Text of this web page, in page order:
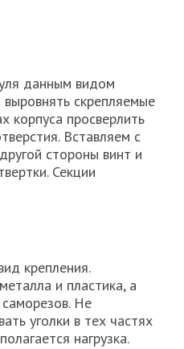
данным видом
скрепляемые
корпуса просверлить
Вставляем с
стороны винт и
Секции
крепления.
и пластика, а
Не
уголки в тех частях
нагрузка.